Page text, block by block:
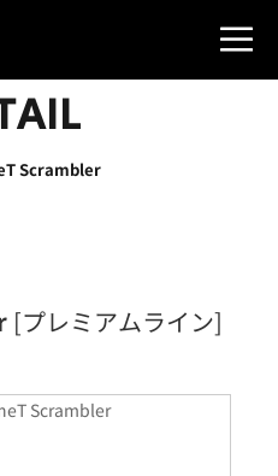
Scrambler
[プレミアムライン]